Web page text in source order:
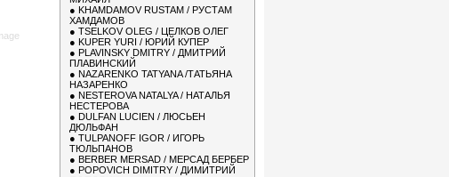
● KHAMDAMOV RUSTAM / РУСТАМ
ХАМДАМОВ
● TSELKOV OLEG / ЦЕЛКОВ ОЛЕГ
● KUPER YURI / ЮРИЙ КУПЕР
● PLAVINSKY DMITRY / ДМИТРИЙ
ПЛАВИНСКИЙ
● NAZARENKO TATYANA /ТАТЬЯНА
НАЗАРЕНКО
● NESTEROVA NATALYA / НАТАЛЬЯ
НЕСТЕРОВА
● DULFAN LUCIEN / ЛЮСЬЕН
ДЮЛЬФАН
● TULPANOFF IGOR / ИГОРЬ
ТЮЛЬПАНОВ
● BERBER MERSAD / МЕРСАД БЕРБЕР
● POPOVICH DIMITRY / ДИМИТРИЙ